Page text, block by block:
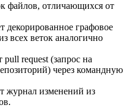
файлов, отличающихся от
декорированное графовое
всех веток аналогично
pull request (запрос на
через командную
журнал изменений из